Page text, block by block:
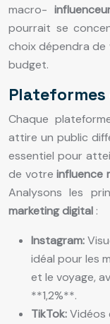
macro-
pourrait se
choix dépendra
budget.
Chaque
attire un public
essentiel pour
de votreinfluence
Analysons les
marketing digital :
Instagram:
idéal pour les
et le voyage,
**1,2%**.
TikTok:Vidéos